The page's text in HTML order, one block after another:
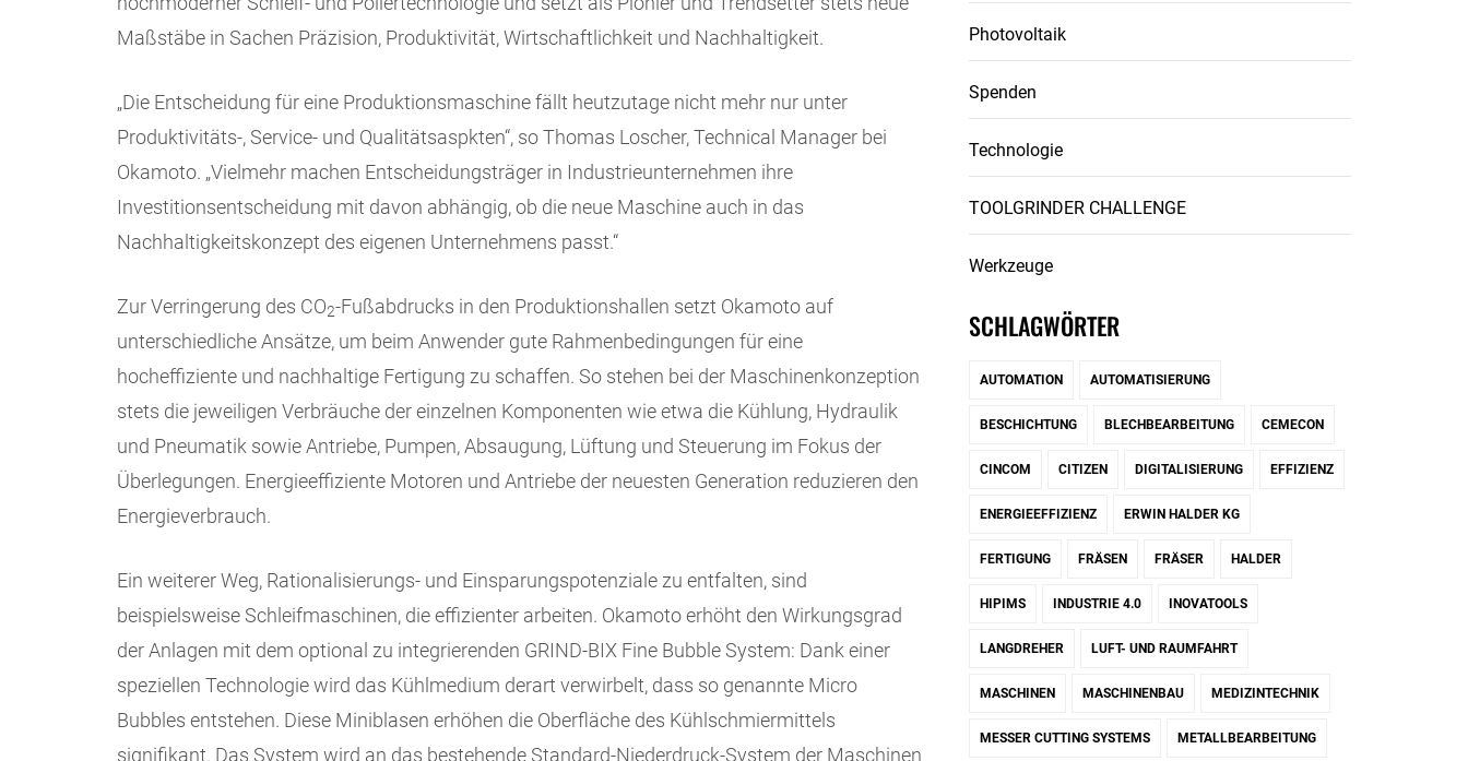
Maßstäbe in Sachen Präzision, Produktivität, Wirtschaftlichkeit und Nachhaltigkeit.
„Die Entscheidung für eine Produktionsmaschine fällt heutzutage nicht mehr nur unter
Produktivitäts-, Service- und Qualitätsaspkten“, so Thomas Loscher, Technical Manager bei
Okamoto. „Vielmehr machen Ent­schei­dungsträger in Industrieunternehmen ihre
Investitionsentscheidung mit davon abhängig, ob die neue Maschine auch in das
Nachhaltigkeitskonzept des eigenen Unternehmens passt.“
Zur Verringerung des CO2-Fußabdrucks in den Produktionshallen setzt Okamoto auf
unterschiedliche Ansätze, um beim Anwender gute Rahmenbedingungen für eine
hocheffiziente und nachhaltige Fertigung zu schaffen. So stehen bei der Maschinenkonzeption
stets die jeweiligen Verbräuche der einzelnen Komponenten wie etwa die Kühlung, Hydraulik
und Pneumatik sowie Antriebe, Pumpen, Absaugung, Lüftung und Steuerung im Fokus der
Überlegungen. Energieeffiziente Motoren und Antriebe der neuesten Generation reduzieren den
Energieverbrauch.
Ein weiterer Weg, Rationalisierungs- und Einsparungspotenziale zu entfalten, sind
beispielsweise Schleifmaschinen, die effizienter arbeiten. Okamoto erhöht den Wirkungsgrad
der Anlagen mit dem optional zu integrierenden GRIND-BIX Fine Bubble System: Dank einer
speziellen Technologie wird das Kühlmedium derart verwirbelt, dass so genannte Micro
Bubbles entstehen. Diese Miniblasen erhöhen die Oberfläche des Kühlschmiermittels
signifikant. Das System wird an das bestehende Standard-Niederdruck-System der Maschinen
Photovoltaik
Spenden
Technologie
TOOLGRINDER CHALLENGE
Werkzeuge
SCHLAGWÖRTER
AUTOMATION AUTOMATISIERUNG
BESCHICHTUNG BLECHBEARBEITUNG CEMECON
CINCOM CITIZEN DIGITALISIERUNG EFFIZIENZ
ENERGIEEFFIZIENZ ERWIN HALDER KG
FERTIGUNG FRÄSEN FRÄSER HALDER
HIPIMS INDUSTRIE 4.0 INOVATOOLS
LANGDREHER LUFT- UND RAUMFAHRT
MASCHINEN MASCHINENBAU MEDIZINTECHNIK
MESSER CUTTING SYSTEMS METALLBEARBEITUNG